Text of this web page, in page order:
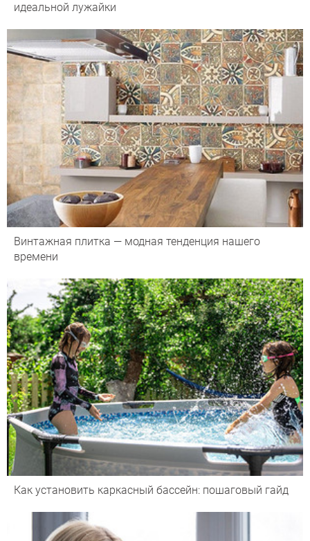
идеальной лужайки
Винтажная плитка — модная тенденция нашего
времени
Как установить каркасный бассейн: пошаговый гайд